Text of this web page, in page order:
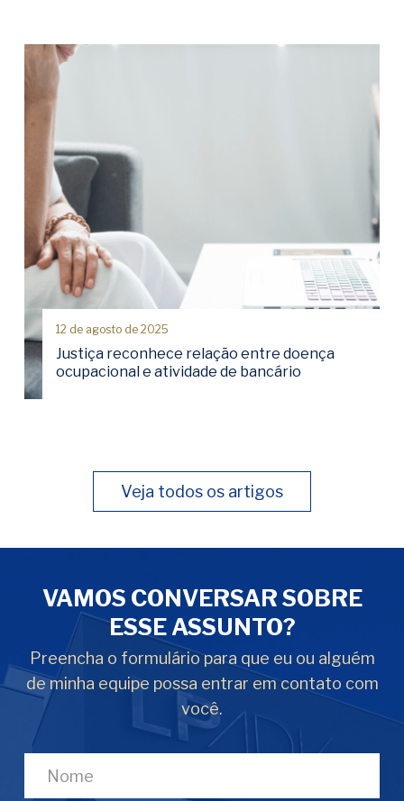
12 de agosto de 2025
Justiça reconhece relação entre doença
ocupacional e atividade de bancário
Veja todos os artigos
VAMOS CONVERSAR SOBRE
ESSE ASSUNTO?
Preencha o formulário para que eu ou alguém
de minha equipe possa entrar em contato com
você.